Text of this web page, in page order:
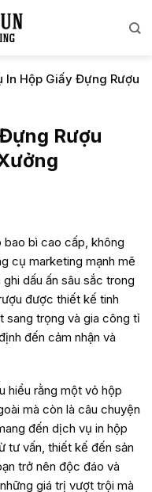
In Hộp Giấy Đựng Rượu
Rượu
bao bì cao cấp, không
cụ marketing mạnh mẽ
dấu ấn sâu sắc trong
được thiết kế tinh
sang trọng và gia công tỉ
đến cảm nhận và
hiểu rằng một vỏ hộp
mà còn là câu chuyện
đến dịch vụ in hộp
tư vấn, thiết kế đến sản
trở nên độc đáo và
giá trị vượt trội mà